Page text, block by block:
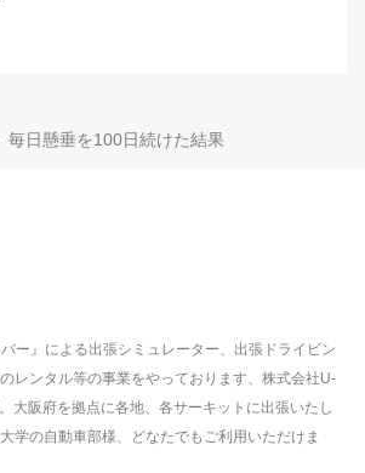
毎日懸垂を100日続けた結果
バー』による出張シミュレーター、出張ドライビン
レンタル等の事業をやっております、株式会社U-
大阪府を拠点に各地、各サーキットに出張いたし
学の自動車部様、どなたでもご利用いただけま